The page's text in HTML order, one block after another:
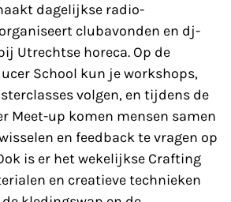
dagelijkse radio-
clubavonden en dj-
Utrechtse horeca. Op de
School kun je workshops,
volgen, en tijdens de
Meet-up komen mensen samen
en feedback te vragen op
is er het wekelijkse Crafting
en creatieve technieken